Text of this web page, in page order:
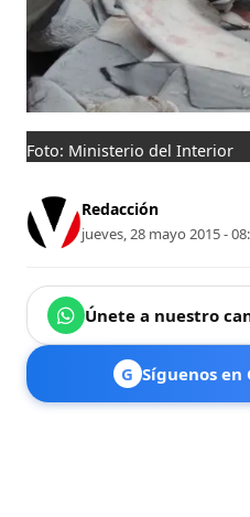
Foto: Ministerio del Interior
Redacción
jueves, 28 mayo 2015 -
Únete a nuestro
G Síguenos en